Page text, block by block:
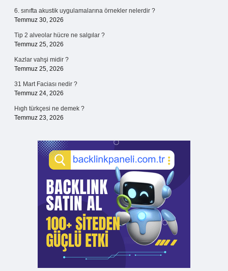
6. sınıfta akustik uygulamalarına örnekler nelerdir ?
Temmuz 30, 2026
Tip 2 alveolar hücre ne salgılar ?
Temmuz 25, 2026
Kazlar vahşi midir ?
Temmuz 25, 2026
31 Mart Faciası nedir ?
Temmuz 24, 2026
Hıgh türkçesi ne demek ?
Temmuz 23, 2026